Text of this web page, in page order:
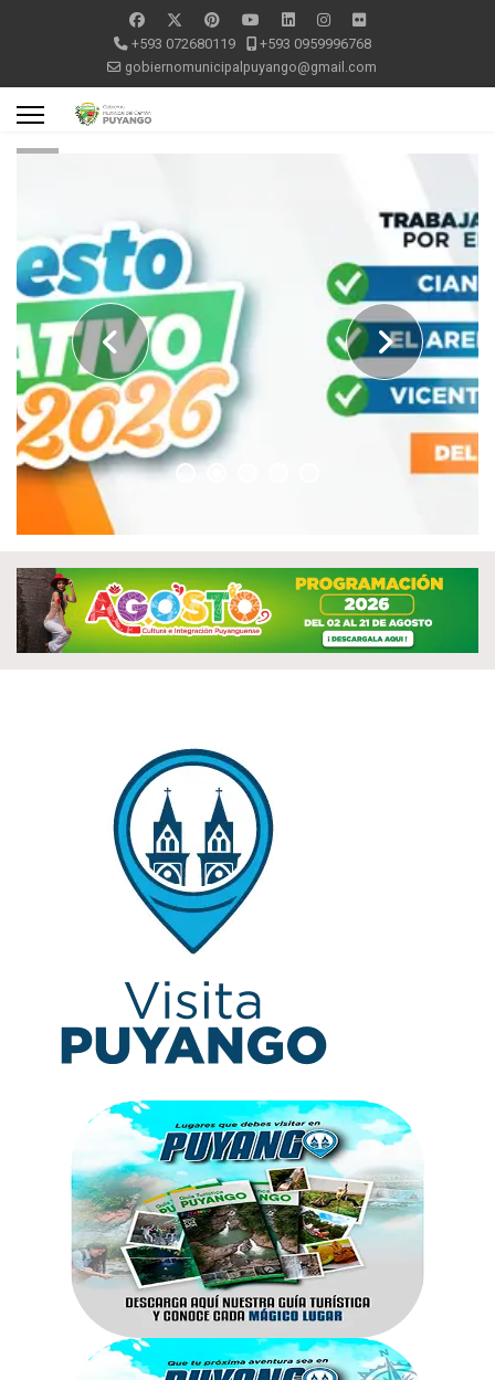
+593 072680119
+593 0959996768
gobiernomunicipalpuyango@gmail.com